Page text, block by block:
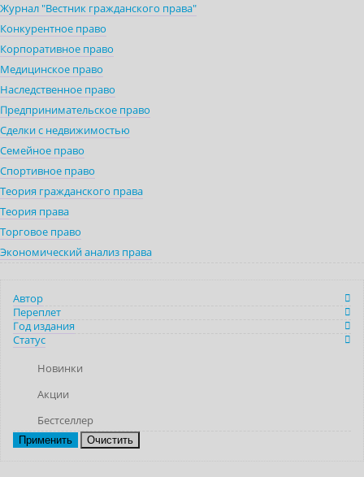
Журнал "Вестник гражданского права"
Конкурентное право
Корпоративное право
Медицинское право
Наследственное право
Предпринимательское право
Сделки с недвижимостью
Семейное право
Спортивное право
Теория гражданского права
Теория права
Торговое право
Экономический анализ права
Автор
Переплет
Год издания
Статус
Новинки
Акции
Бестселлер
Очистить